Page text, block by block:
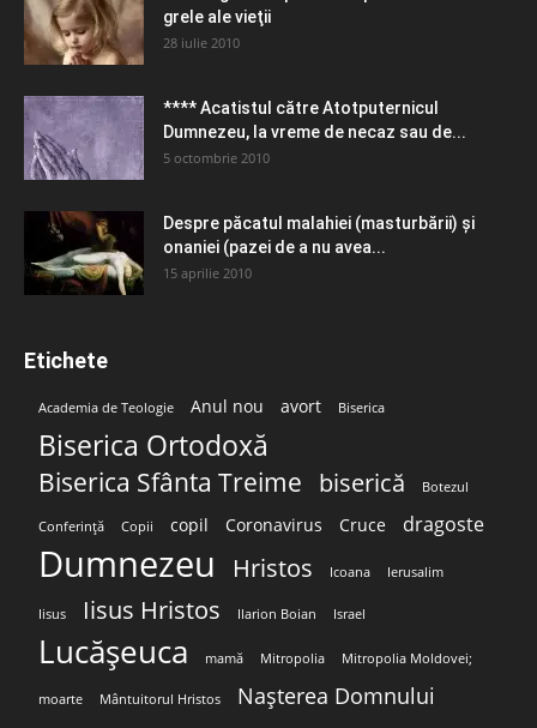
grele ale vieţii
28 iulie 2010
**** Acatistul către Atotputernicul
Dumnezeu, la vreme de necaz sau de...
5 octombrie 2010
Despre păcatul malahiei (masturbării) şi
onaniei (pazei de a nu avea...
15 aprilie 2010
Etichete
Academia de Teologie Anul nou avort Biserica
Biserica Ortodoxă
Biserica Sfânta Treime biserică Botezul
Conferință Copii copil Coronavirus Cruce dragoste
Dumnezeu Hristos Icoana Ierusalim
Iisus Iisus Hristos Ilarion Boian Israel
Lucășeuca mamă Mitropolia Mitropolia Moldovei;
moarte Mântuitorul Hristos Nașterea Domnului